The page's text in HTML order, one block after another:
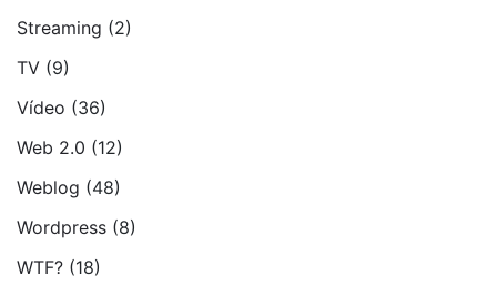
Streaming (2)
TV (9)
Vídeo (36)
Web 2.0 (12)
Weblog (48)
Wordpress (8)
WTF? (18)